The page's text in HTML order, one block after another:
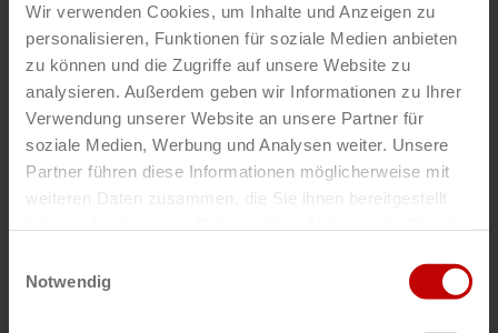
Wir verwenden Cookies, um Inhalte und Anzeigen zu
personalisieren, Funktionen für soziale Medien anbieten
zu können und die Zugriffe auf unsere Website zu
analysieren. Außerdem geben wir Informationen zu Ihrer
Verwendung unserer Website an unsere Partner für
soziale Medien, Werbung und Analysen weiter. Unsere
Partner führen diese Informationen möglicherweise mit
weiteren Daten zusammen, die Sie ihnen bereitgestellt
Notwendig
DE
Hermes